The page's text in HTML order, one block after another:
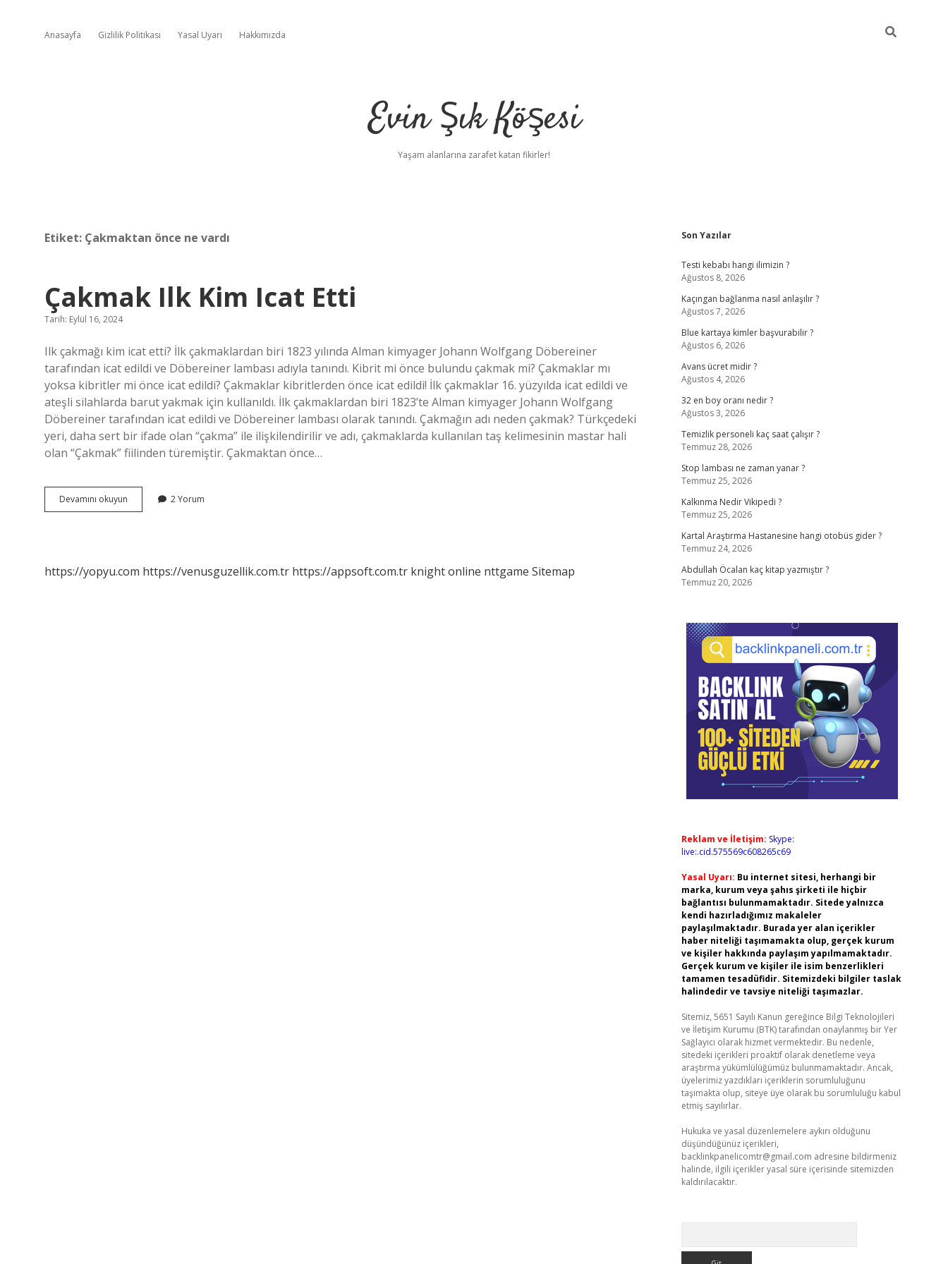
Anasayfa Gizlilik Politikası Yasal Uyarı Hakkımızda
Evin Şık Köşesi
Yaşam alanlarına zarafet katan fikirler!
Etiket: Çakmaktan önce ne vardı
Çakmak Ilk Kim Icat Etti
Tarih: Eylül 16, 2024
Ilk çakmağı kim icat etti? İlk çakmaklardan biri 1823 yılında Alman kimyager Johann Wolfgang Döbereiner
tarafından icat edildi ve Döbereiner lambası adıyla tanındı. Kibrit mi önce bulundu çakmak mi? Çakmaklar mı
yoksa kibritler mi önce icat edildi? Çakmaklar kibritlerden önce icat edildi! İlk çakmaklar 16. yüzyılda icat edildi ve
ateşli silahlarda barut yakmak için kullanıldı. İlk çakmaklardan biri 1823’te Alman kimyager Johann Wolfgang
Döbereiner tarafından icat edildi ve Döbereiner lambası olarak tanındı. Çakmağın adı neden çakmak? Türkçedeki
yeri, daha sert bir ifade olan “çakma” ile ilişkilendirilir ve adı, çakmaklarda kullanılan taş kelimesinin mastar hali
olan “Çakmak” fiilinden türemiştir. Çakmaktan önce…
Devamını okuyun Çakmak
Ilk
2 Yorum
https://yopyu.com https://venusguzellik.com.tr https://appsoft.com.tr knight online nttgame Sitemap
Sidebar
Son Yazılar
Testi kebabı hangi ilimizin ?
Ağustos 8, 2026
Kaçıngan bağlanma nasıl anlaşılır ?
Ağustos 7, 2026
Blue kartaya kimler başvurabilir ?
Ağustos 6, 2026
Avans ücret midir ?
Ağustos 4, 2026
32 en boy oranı nedir ?
Ağustos 3, 2026
Temizlik personeli kaç saat çalışır ?
Temmuz 28, 2026
Stop lambası ne zaman yanar ?
Temmuz 25, 2026
Kalkınma Nedir Vikipedi ?
Temmuz 25, 2026
Kartal Araştırma Hastanesine hangi otobüs gider ?
Temmuz 24, 2026
Abdullah Öcalan kaç kitap yazmıştır ?
Temmuz 20, 2026
Reklam ve İletişim: Skype:
live:.cid.575569c608265c69
Yasal Uyarı: Bu internet sitesi, herhangi bir
marka, kurum veya şahıs şirketi ile hiçbir
bağlantısı bulunmamaktadır. Sitede yalnızca
kendi hazırladığımız makaleler
paylaşılmaktadır. Burada yer alan içerikler
haber niteliği taşımamakta olup, gerçek kurum
ve kişiler hakkında paylaşım yapılmamaktadır.
Gerçek kurum ve kişiler ile isim benzerlikleri
tamamen tesadüfidir. Sitemizdeki bilgiler taslak
halindedir ve tavsiye niteliği taşımazlar.
Sitemiz, 5651 Sayılı Kanun gereğince Bilgi Teknolojileri
ve İletişim Kurumu (BTK) tarafından onaylanmış bir Yer
Sağlayıcı olarak hizmet vermektedir. Bu nedenle,
sitedeki içerikleri proaktif olarak denetleme veya
araştırma yükümlülüğümüz bulunmamaktadır. Ancak,
üyelerimiz yazdıkları içeriklerin sorumluluğunu
taşımakta olup, siteye üye olarak bu sorumluluğu kabul
etmiş sayılırlar.
Hukuka ve yasal düzenlemelere aykırı olduğunu
düşündüğünüz içerikleri,
backlinkpanelicomtr@gmail.com adresine bildirmeniz
halinde, ilgili içerikler yasal süre içerisinde sitemizden
kaldırılacaktır.